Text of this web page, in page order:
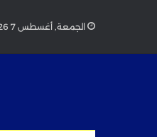
الجمعة, أغسطس 7 2026